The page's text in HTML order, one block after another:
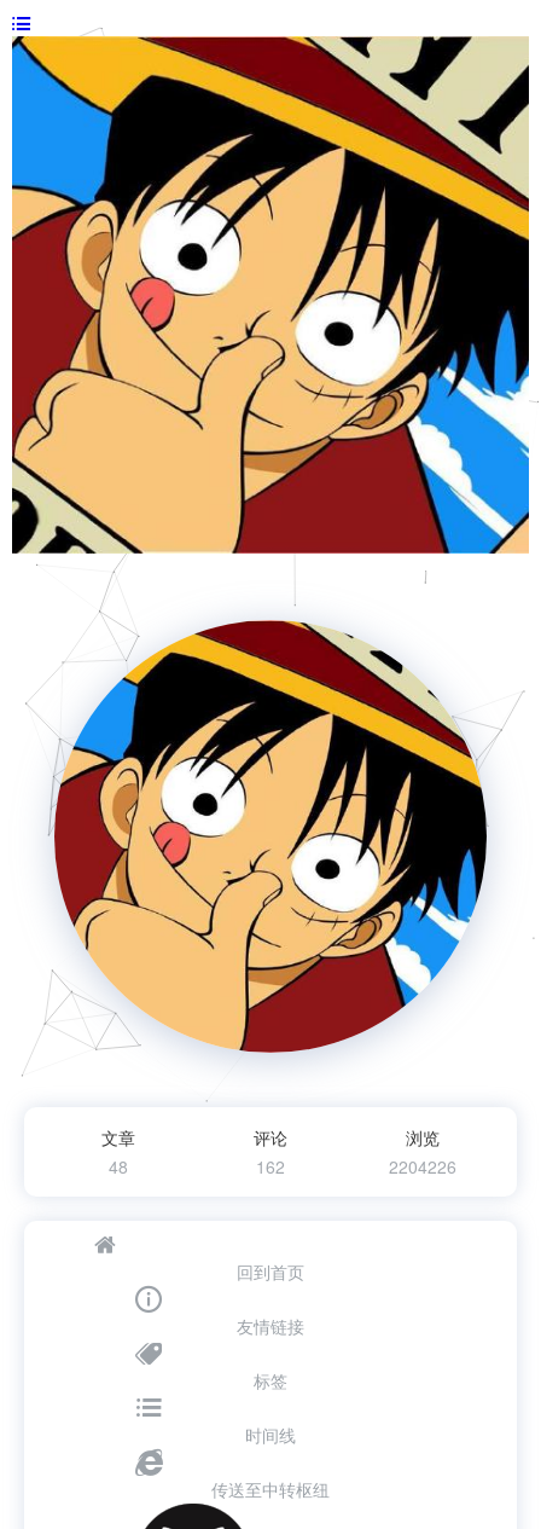
文章
48
评论
162
浏览
2204226
回到首页
友情链接
标签
时间线
传送至中转枢纽